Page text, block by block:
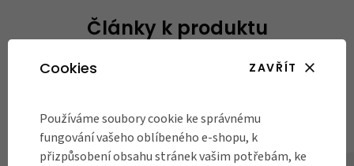
Články k produktu
Cookies ZAVŘÍT
Používáme soubory cookie ke správnému
fungování vašeho oblíbeného e-shopu, k
přizpůsobení obsahu stránek vašim potřebám, ke